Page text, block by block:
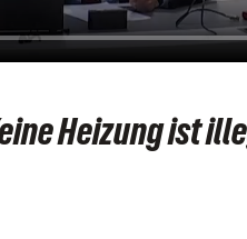
Heizung ist